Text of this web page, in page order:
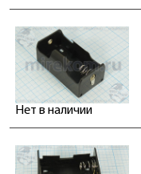
Нет в наличии